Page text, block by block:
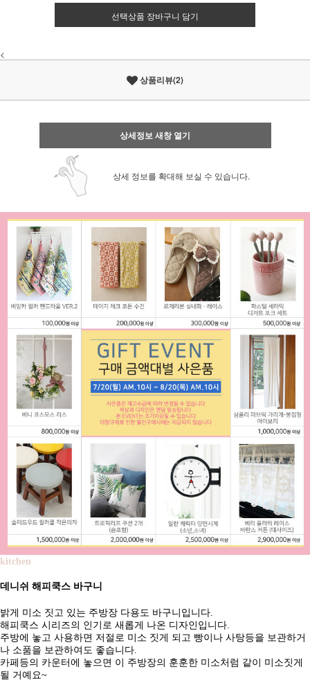
선택상품 장바구니 담기
<
상품리뷰(2)
상세정보 새창 열기
상세 정보를 확대해 보실 수 있습니다.
kitchen
데니쉬 해피쿡스 바구니
밝게 미소 짓고 있는 주방장 다용도 바구니입니다.
해피쿡스 시리즈의 인기로 새롭게 나온 디자인입니다.
주방에 놓고 사용하면 저절로 미소 짓게 되고 빵이나 사탕등을 보관하거
나 소품을 보관하여도 좋습니다.
카페등의 카운터에 놓으면 이 주방장의 훈훈한 미소처럼 같이 미소짓게
될 거예요~